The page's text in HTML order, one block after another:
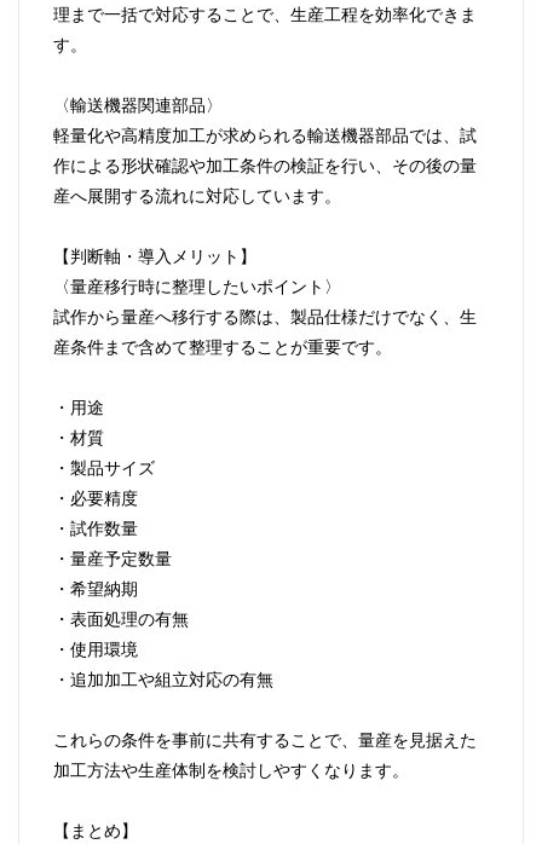
理まで一括で対応することで、生産工程を効率化できま
す。
〈輸送機器関連部品〉
軽量化や高精度加工が求められる輸送機器部品では、試
作による形状確認や加工条件の検証を行い、その後の量
産へ展開する流れに対応しています。
【判断軸・導入メリット】
〈量産移行時に整理したいポイント〉
試作から量産へ移行する際は、製品仕様だけでなく、生
産条件まで含めて整理することが重要です。
・用途
・材質
・製品サイズ
・必要精度
・試作数量
・量産予定数量
・希望納期
・表面処理の有無
・使用環境
・追加加工や組立対応の有無
これらの条件を事前に共有することで、量産を見据えた
加工方法や生産体制を検討しやすくなります。
【まとめ】